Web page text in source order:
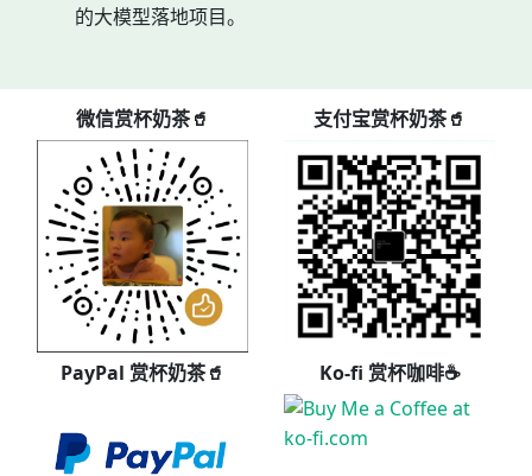
的大模型落地项目。
微信赏杯奶茶🥤 支付宝赏杯奶茶🥤
PayPal 赏杯奶茶🥤 Ko-fi 赏杯咖啡☕